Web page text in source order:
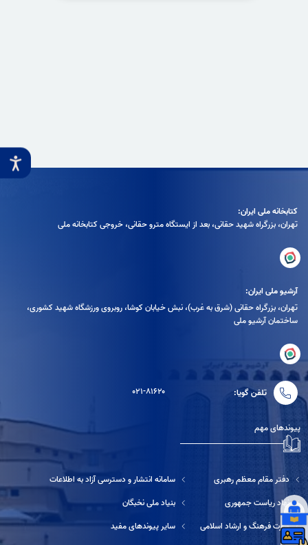
کتابخانه ملی ایران:
تهران، بزرگراه شهيد حقانی، بعد از ايستگاه مترو حقانی، خروجی كتابخانه ملی
آرشیو ملی ایران:
تهران، بزرگراه حقانی (شرق به غرب)، نبش خیابان کوشا، روبروی ورزشگاه شهید کشوری،
ساختمان آرشیو ملی
تلفن گویا: ۰۲۱-۸۱۶۲۰
پیوندهای مهم
نهاد ریاست جمهوری
وزارت فرهنگ و ارشاد اسلامی
سامانه انتشار و دسترسی آزاد به اطلاعات
بنیاد ملی نخبگان
سایر پیوندهای مفید